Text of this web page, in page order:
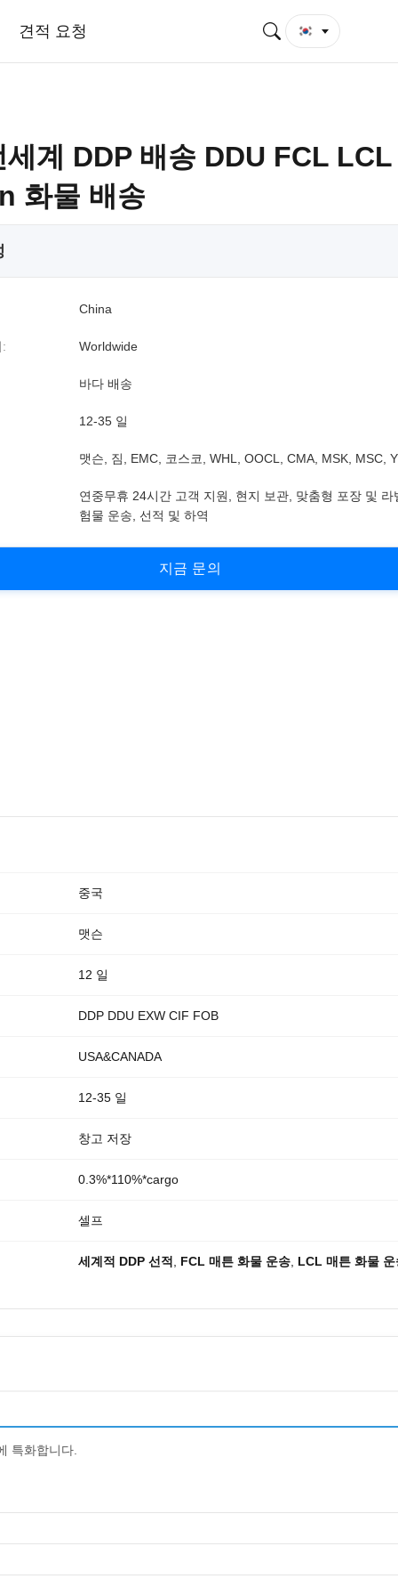
견적 요청
세계 DDP 배송 DDU FCL LCL
화물 배송
China
Worldwide
바다 배송
12-35 일
맷슨, 짐, EMC, 코스코, WHL, OOCL, CMA, MSK, MSC,
연중무휴 24시간 고객 지원, 현지 보관, 맞춤형 포장 및 라
험물 운송, 선적 및 하역
지 금 문의
중국
맷슨
12 일
DDP DDU EXW CIF FOB
USA&CANADA
12-35 일
창고 저장
0.3%*110%*cargo
셀프
세계적 DDP 선적 FCL 매튼 화물 운송 LCL 매튼 화물 운
특화합니다.